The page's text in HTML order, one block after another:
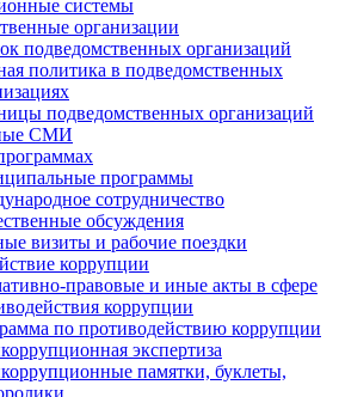
системы
организации
подведомственных организаций
политика в подведомственных
подведомственных организаций
СМИ
программы
сотрудничество
обсуждения
визиты и рабочие поездки
коррупции
правовые и иные акты в сфере
коррупции
по противодействию коррупции
экспертиза
памятки, буклеты,